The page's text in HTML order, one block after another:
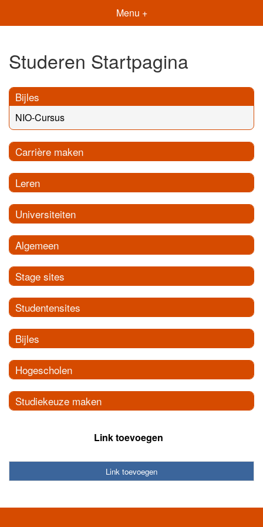
Menu +
Studeren Startpagina
Bijles
NIO-Cursus
Carrière maken
Leren
Universiteiten
Algemeen
Stage sites
Studentensites
Bijles
Hogescholen
Studiekeuze maken
Link toevoegen
Link toevoegen